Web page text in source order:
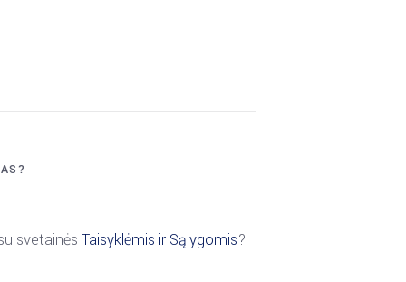
svetainės Taisyklėmis ir Sąlygomis?